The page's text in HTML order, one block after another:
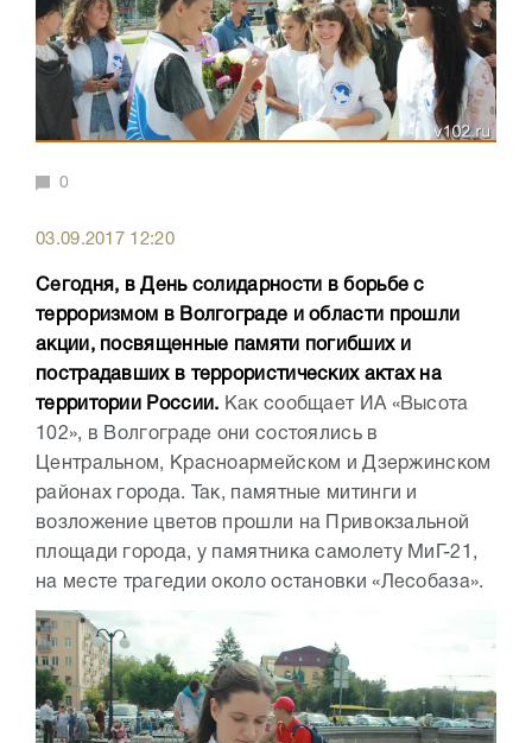
0
03.09.2017 12:20
Сегодня, в День солидарности в борьбе с
терроризмом в Волгограде и области прошли
акции, посвященные памяти погибших и
пострадавших в террористических актах на
территории России. Как сообщает ИА «Высота
102», в Волгограде они состоялись в
Центральном, Красноармейском и Дзержинском
районах города. Так, памятные митинги и
возложение цветов прошли на Привокзальной
площади города, у памятника самолету МиГ-21,
на месте трагедии около остановки «Лесобаза».